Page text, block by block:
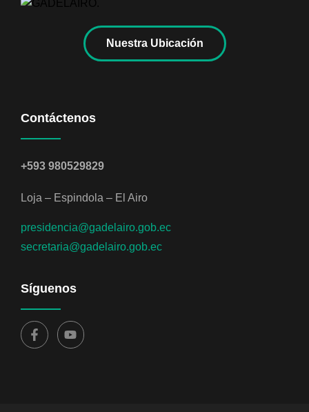
Nuestra Ubicación
Contáctenos
+593 980529829
Loja – Espindola – El Airo
presidencia@gadelairo.gob.ec
secretaria@gadelairo.gob.ec
Síguenos